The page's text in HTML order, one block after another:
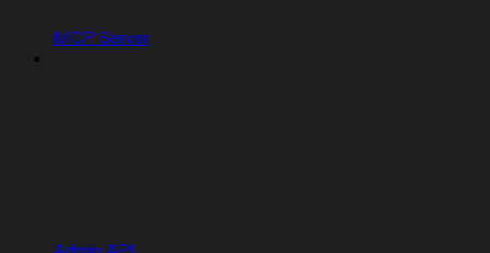
MCP Server